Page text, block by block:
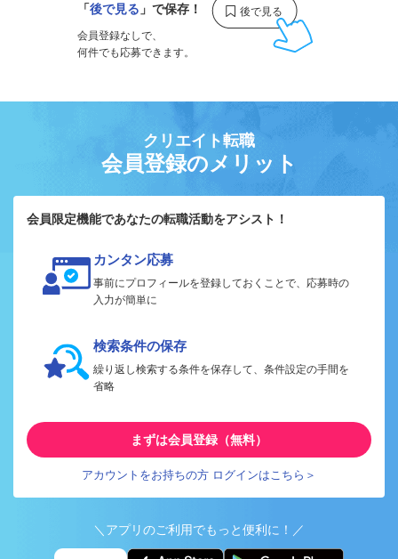
「後で見る 」で保存！
会員登録なしで、
何件でも応募できます。
クリエイト転職
会員登録のメリット
会員限定機能であなたの転職活動をアシスト！
カンタン応募
事前にプロフィールを登録しておくことで、応募時の
入力が簡単に
検索条件の保存
繰り返し検索する条件を保存して、条件設定の手間を
省略
まずは会員登録（無料）
アカウントをお持ちの方 ログインはこちら＞
＼アプリのご利用でもっと便利に！／